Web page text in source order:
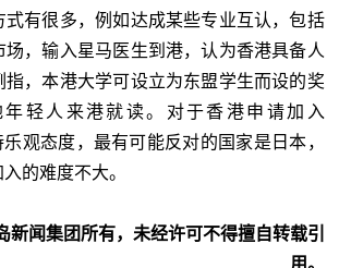
式有很多，例如达成某些专业互认，包括
，输入星马医生到港，认为香港具备人
指，本港大学可设立为东盟学生而设的奖
轻人来港就读。对于香港申请加入
观态度，最有可能反对的国家是日本，
的难度不大。
新闻集团所有，未经许可不得擅自转载引
用。